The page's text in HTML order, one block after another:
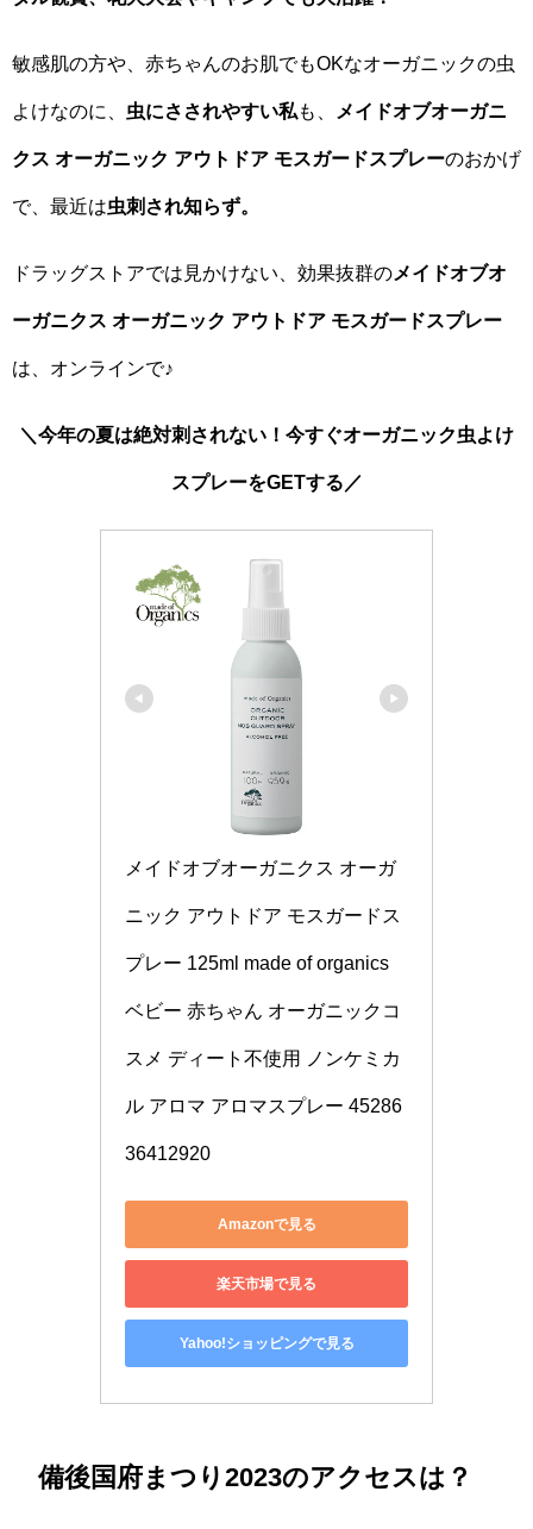
敏感肌の方や、赤ちゃんのお肌でもOKなオーガニックの虫
よけなのに、 虫にさされやすい私も、 メイドオブオーガニ
クス オーガニック アウトドア モスガードスプレーのおかげ
で、最近は虫刺され知らず。
ドラッグストアでは見かけない、効果抜群のメイドオブオ
ーガニクス オーガニック アウトドア モスガードスプレー
は、オンラインで♪
＼今年の夏は絶対刺されない！今すぐオーガニック虫よけ
スプレーをGETする／
メイドオブオーガニクス オーガ
ニック アウトドア モスガードス
プレー 125ml made of organics
ベビー 赤ちゃん オーガニックコ
スメ ディート不使用 ノンケミカ
ル アロマ アロマスプレー 45286
36412920
Amazonで見る
楽天市場で見る
Yahoo!ショッピングで見る
備後国府まつり2023のアクセスは？